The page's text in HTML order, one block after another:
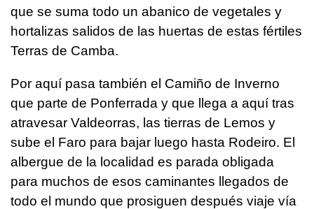
que se suma todo un abanico de vegetales y
hortalizas salidos de las huertas de estas fértiles
Terras de Camba.
Por aquí pasa también el Camiño de Inverno
que parte de Ponferrada y que llega a aquí tras
atravesar Valdeorras, las tierras de Lemos y
sube el Faro para bajar luego hasta Rodeiro. El
albergue de la localidad es parada obligada
para muchos de esos caminantes llegados de
todo el mundo que prosiguen después viaje vía